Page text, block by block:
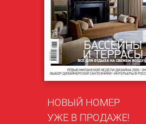
НОВЫЙ НОМЕР
УЖЕ В ПРОДАЖЕ!